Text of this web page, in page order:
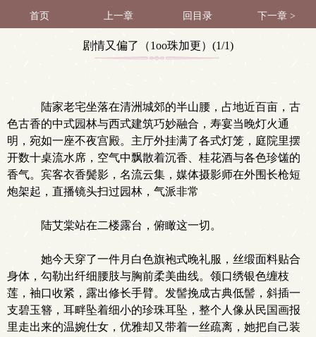
首页 上一章 回目录 下一章 >
剧情又偏了（1oo珠加更）(1/1)
陆家老宅坐落在清洲城郊的半山腰，占地近百亩，古
色古香的中式园林与西式建筑巧妙融合，寿宴当晚灯火通
明，宛如一座不夜宫殿。主厅外挂满了各式灯笼，庭院里摆
开数十桌流水席，空气中飘散着沉香、桂花酒与各色珍馐的
香气。宾客衣香鬓影，名流云集，媒体摄影师在外围长枪短
炮架起，直播镜头扫过园林，气派非常
陆艾棠站在二楼露台，俯瞰这一切。
她今天穿了一件月白色旗袍式晚礼服，丝缎面料贴合
身体，勾勒出纤细腰肢与胸前柔美曲线。领口绣银色缠枝
莲，袖口收紧，露出修长手臂。发髻挽成古典低髻，斜插一
支碧玉簪，耳畔坠着细小的珍珠耳坠，整个人像从民国画报
里走出来的温婉仕女，优雅却又带着一丝疏离，她把自己装